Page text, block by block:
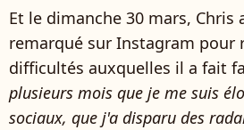
Et le dimanche 30 mars,
remarqué sur Instagram pour
difficultés auxquelles il a fait
plusieurs mois que je me suis
sociaux, que j'a disparu des